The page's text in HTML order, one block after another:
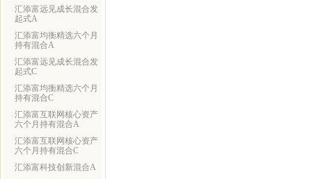
汇添富远见成长混合发
起式A
汇添富均衡精选六个月
持有混合A
汇添富远见成长混合发
起式C
汇添富均衡精选六个月
持有混合C
汇添富互联网核心资产
六个月持有混合A
汇添富互联网核心资产
六个月持有混合C
汇添富科技创新混合A